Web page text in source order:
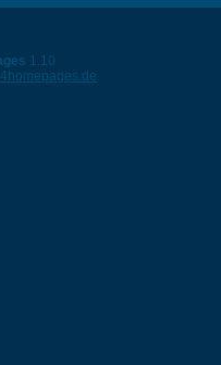
1.10
4homepages.de